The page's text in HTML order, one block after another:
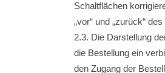
Schaltflächen
„vor“ und „zurück“
2.3. Die Darstellung
die Bestellung ein
den Zugang der